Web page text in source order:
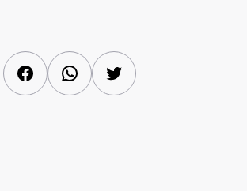
FacebookWhatsAppTwitter